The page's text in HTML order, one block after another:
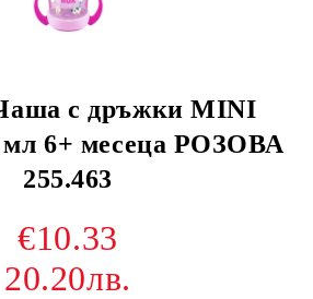
с дръжки MINI
6+ месеца РОЗОВА
255.463
€10.33
20.20лв.